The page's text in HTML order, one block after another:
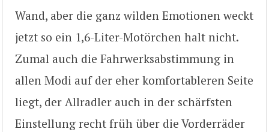
Wand, aber die ganz wilden Emotionen weckt
jetzt so ein 1,6-Liter-Motörchen halt nicht.
Zumal auch die Fahrwerksabstimmung in
allen Modi auf der eher komfortableren Seite
liegt, der Allradler auch in der schärfsten
Einstellung recht früh über die Vorderräder